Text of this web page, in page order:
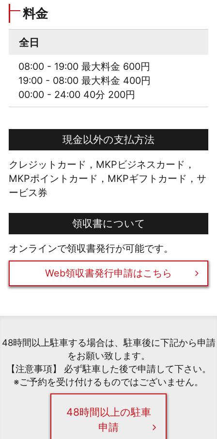
料金
全日
08:00 - 19:00 最大料金 600円
19:00 - 08:00 最大料金 400円
00:00 - 24:00 40分 200円
現金以外の支払方法
クレジットカード，MKPビジネスカード，
MKPポイントカード，MKPギフトカード，サ
ービス券
領収書について
オンラインで領収書発行が可能です。
Web領収書発行申請はこちら
48時間以上駐車する場合は、駐車後に下記から申請
をお願い致します。
【注意事項】 必ず駐車した後で申請して下さい。
※ご予約を受け付けるものではございません。
48時間以上の駐車
申請